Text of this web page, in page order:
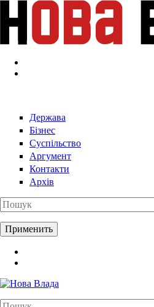
Перейти к основному содержанию
Держава
Бізнес
Суспільство
Аргумент
Контакти
Архів